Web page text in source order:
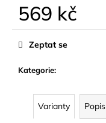
569 kč
Měrná
Kategorie:
Zeptat se
Varianty Popis